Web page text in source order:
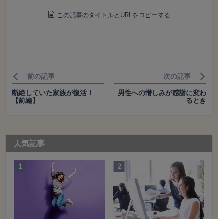
この記事のタイトルとURLをコピーする
前の記事
断絶していた家族が復活！
【前編】
次の記事
男性への憎しみが感謝に変わ
るとき
人気記事